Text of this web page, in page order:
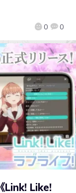
0 0
Link! Like!